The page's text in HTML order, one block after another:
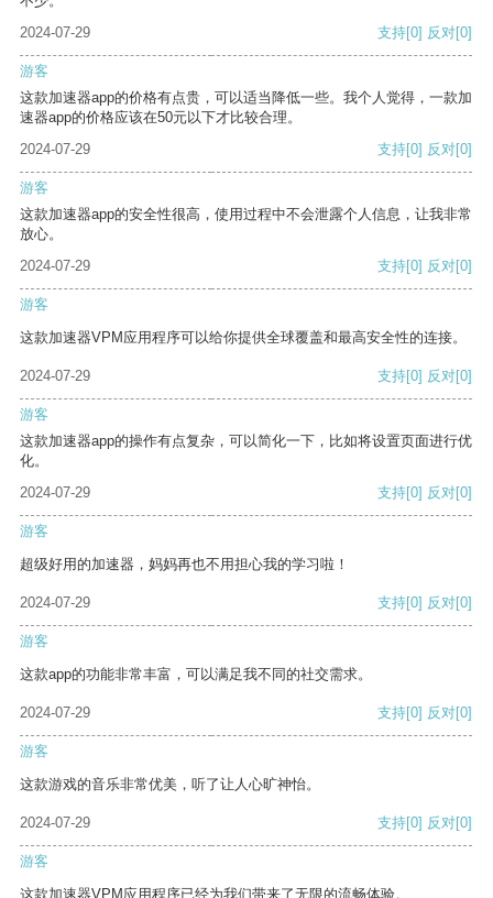
2024-07-29
支持[0] 反对[0]
游客
这款加速器app的价格有点贵，可以适当降低一些。我个人觉得，一款加
速器app的价格应该在50元以下才比较合理。
2024-07-29
支持[0] 反对[0]
游客
这款加速器app的安全性很高，使用过程中不会泄露个人信息，让我非常
放心。
2024-07-29
支持[0] 反对[0]
游客
这款加速器VPM应用程序可以给你提供全球覆盖和最高安全性的连接。
2024-07-29 支持[0] 反对[0]
游客
这款加速器app的操作有点复杂，可以简化一下，比如将设置页面进行优
化。
2024-07-29
支持[0] 反对[0]
游客
超级好用的加速器，妈妈再也不用担心我的学习啦！
2024-07-29 支持[0] 反对[0]
游客
这款app的功能非常丰富，可以满足我不同的社交需求。
2024-07-29 支持[0] 反对[0]
游客
这款游戏的音乐非常优美，听了让人心旷神怡。
2024-07-29 支持[0] 反对[0]
游客
这款加速器VPM应用程序已经为我们带来了无限的流畅体验。